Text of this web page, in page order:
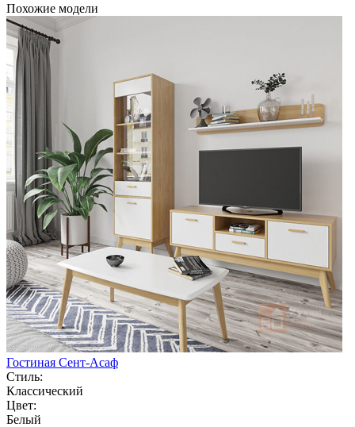
Похожие модели
Гостиная Сент-Асаф
Стиль:
Классический
Цвет:
Белый